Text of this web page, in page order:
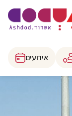
אירועים